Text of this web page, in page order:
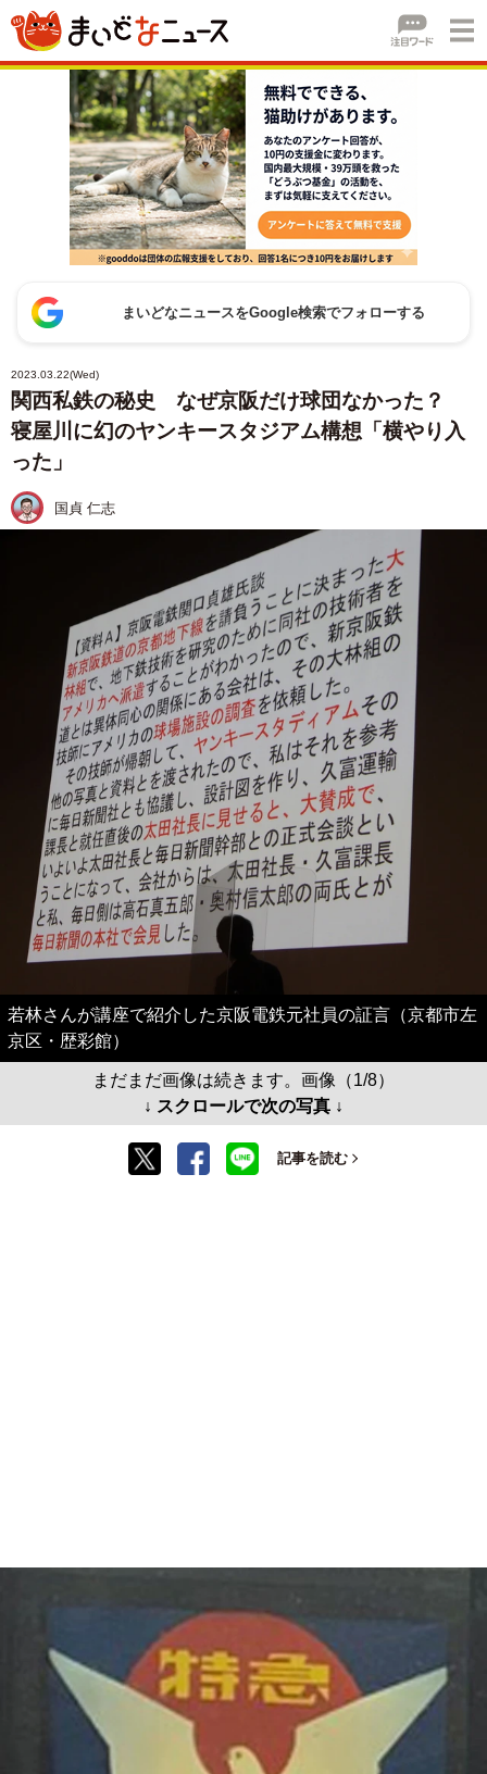
まいどなニュースをGoogle検索でフォローする
2023.03.22(Wed)
関西私鉄の秘史 なぜ京阪だけ球団なかった？
寝屋川に幻のヤンキースタジアム構想「横やり入
った」
国貞 仁志
若林さんが講座で紹介した京阪電鉄元社員の証言（京都市左
京区・歴彩館）
まだまだ画像は続きます。画像（1/8）
↓ スクロールで次の写真 ↓
記事を読む